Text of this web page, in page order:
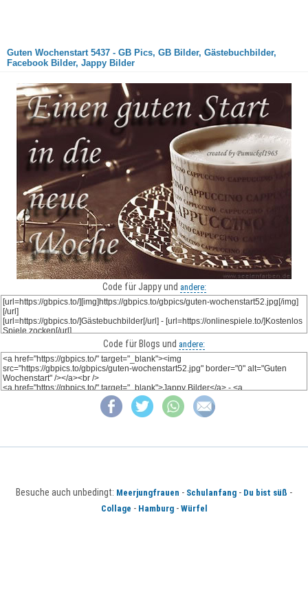
Guten Wochenstart 5437 - GB Pics, GB Bilder, Gästebuchbilder,
Facebook Bilder, Jappy Bilder
Code für Jappy und andere:
Code für Blogs und andere:
Besuche auch unbedingt: Meerjungfrauen - Schulanfang - Du bist süß -
Collage - Hamburg- Würfel